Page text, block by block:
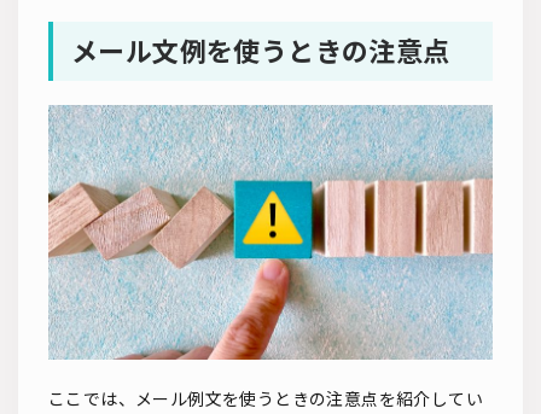
メール文例を使うときの注意点
ここでは、メール例文を使うときの注意点を紹介してい